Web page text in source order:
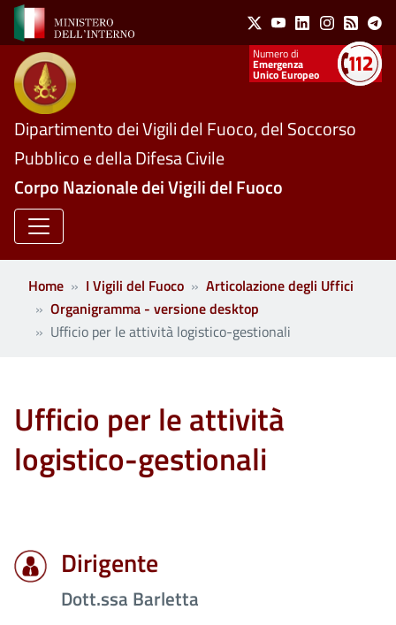
Salta al contenuto principale Social Menu
X YoutubeLinkedinInstagram
Feed
Numeri utili
Emergenza
Unico Europeo
Dipartimento dei Vigili del Fuoco, del Soccorso
Pubblico e della Difesa Civile
Corpo Nazionale dei Vigili del Fuoco
Home I Vigili del Fuoco
Articolazione degli Uffici
Organigramma - versione desktop
Ufficio per le attività logistico-gestionali
Ufficio per le attività
logistico-gestionali
Dirigente
Dott.ssa Barletta